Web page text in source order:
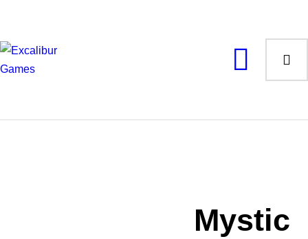
Giochi da tavolo
Giochi di Carte
Mystic